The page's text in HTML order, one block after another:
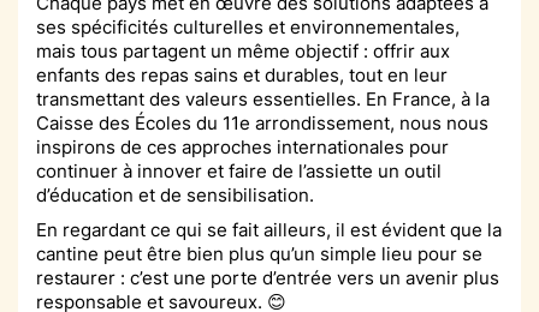
ses spécificités culturelles et environnementales,
mais tous partagent un même objectif : offrir aux
enfants des repas sains et durables, tout en leur
transmettant des valeurs essentielles. En France, à la
Caisse des Écoles du 11e arrondissement, nous nous
inspirons de ces approches internationales pour
continuer à innover et faire de l’assiette un outil
d’éducation et de sensibilisation.
En regardant ce qui se fait ailleurs, il est évident que la
cantine peut être bien plus qu’un simple lieu pour se
restaurer : c’est une porte d’entrée vers un avenir plus
responsable et savoureux. 😊